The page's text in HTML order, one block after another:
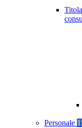
Personale